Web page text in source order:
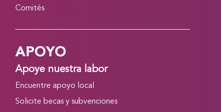
Comités
APOYO
Apoye nuestra labor
Encuentre apoyo local
Solicite becas y subvenciones